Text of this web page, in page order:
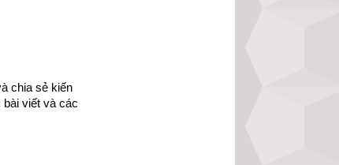
thành công
10.html
pdf.
chia sẻ kiến
bài viết và các